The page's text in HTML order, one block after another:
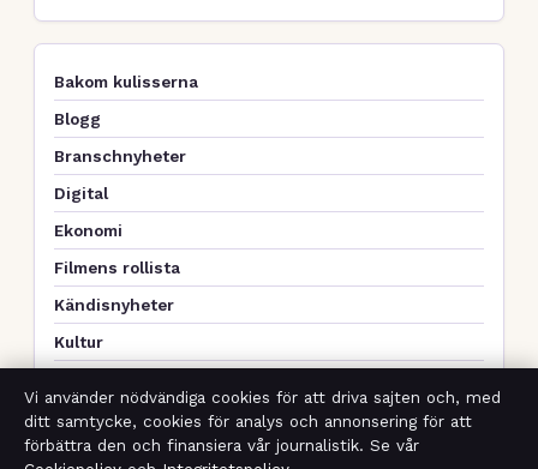
Bakom kulisserna
Blogg
Branschnyheter
Digital
Ekonomi
Filmens rollista
Kändisnyheter
Kultur
Nöje
Nyheter
Vi använder nödvändiga cookies för att driva sajten och, med
ditt samtycke, cookies för analys och annonsering för att
förbättra den och finansiera vår journalistik. Se vår